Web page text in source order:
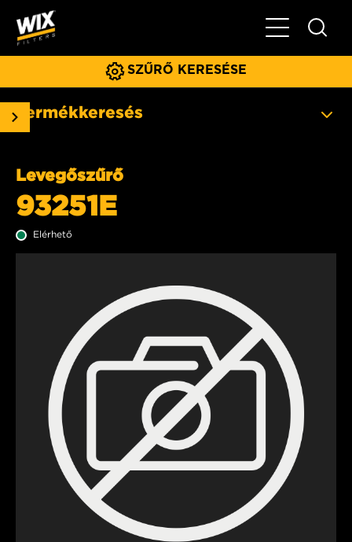
Főmenü
SZŰRŐ KERESÉSE
Termékkeresés
Levegőszűrő
93251E
Elérhető